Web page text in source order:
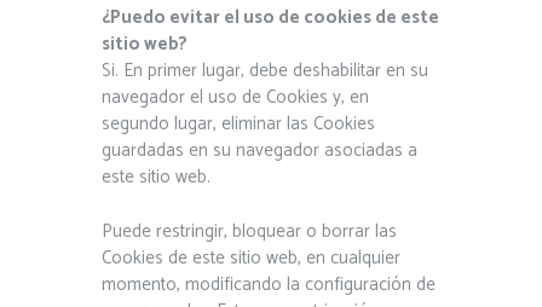
¿Puedo evitar el uso de cookies de este
sitio web?
Si. En primer lugar, debe deshabilitar en su
navegador el uso de Cookies y, en
segundo lugar, eliminar las Cookies
guardadas en su navegador asociadas a
este sitio web.
Puede restringir, bloquear o borrar las
Cookies de este sitio web, en cualquier
momento, modificando la configuración de